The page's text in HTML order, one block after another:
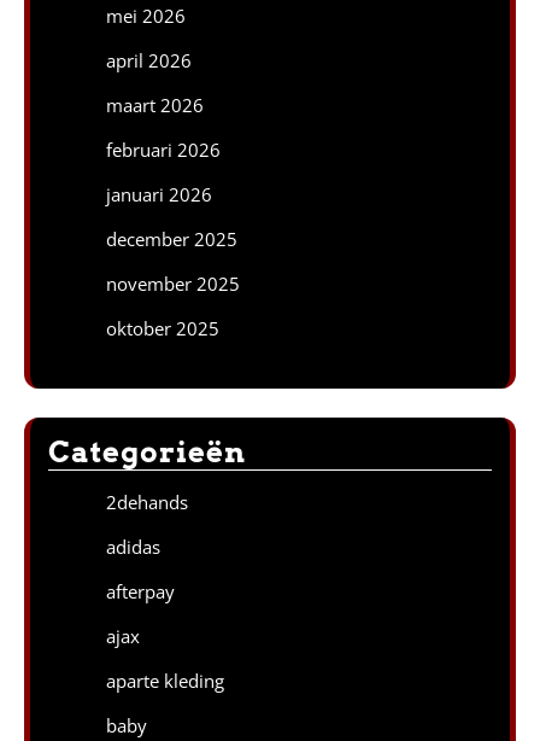
mei 2026
april 2026
maart 2026
februari 2026
januari 2026
december 2025
november 2025
oktober 2025
Categorieën
2dehands
adidas
afterpay
ajax
aparte kleding
baby